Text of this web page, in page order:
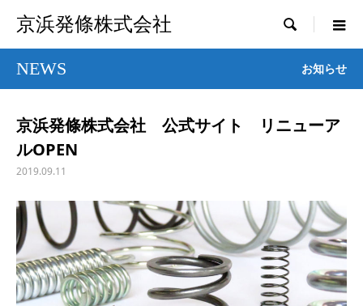
京浜発條株式会社 
NEWS お知らせ
京浜発條株式会社 公式サイト リニューア
ルOPEN
2019.09.11